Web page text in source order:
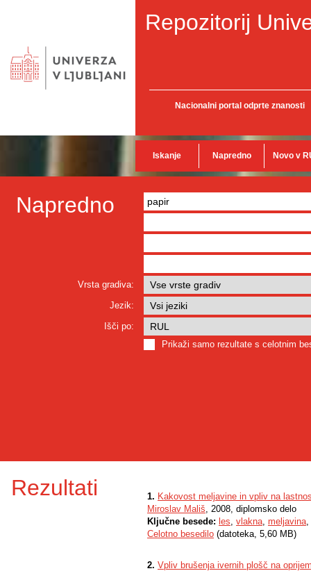
Repozitorij
Nacionalni portal odprte znanosti
Iskanje Napredno Novo v
Napredno
Vrsta gradiva:
Jezik:
Išči po:
Prikaži samo rezultate s celotnim
Rezultati 1. Kakovost meljavine in vpliv na
Miroslav Mališ, 2008, diplomsko delo
Ključne besede: les, vlakna, meljavina,
Celotno besedilo (datoteka, 5,60 MB)
2. Vpliv brušenja ivernih plošč na